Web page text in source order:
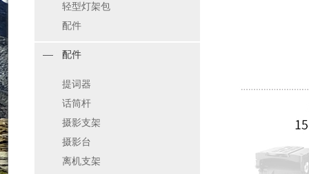
轻型灯架包
配件
配件
提词器
话筒杆
摄影支架
摄影台
离机支架